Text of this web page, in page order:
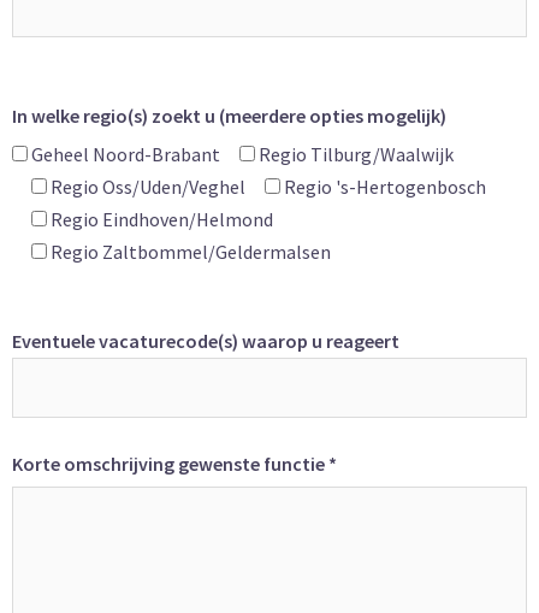
In welke regio(s) zoekt u (meerdere opties mogelijk)
Geheel Noord-Brabant
Regio Tilburg/Waalwijk
Regio Oss/Uden/Veghel
Regio 's-Hertogenbosch
Regio Eindhoven/Helmond
Regio Zaltbommel/Geldermalsen
Eventuele vacaturecode(s) waarop u reageert
Korte omschrijving gewenste functie *